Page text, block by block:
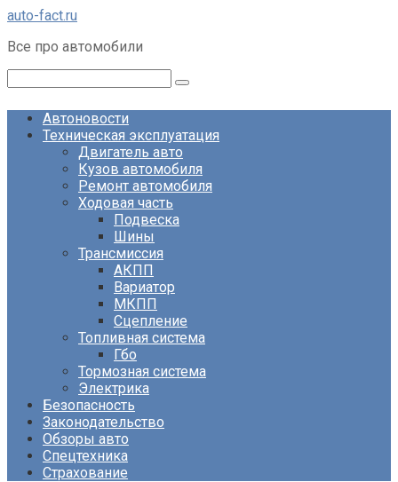
Перейти
контенту
auto-fact.ru
Все про автомобили
Автоновости
Техническая эксплуатация
Двигатель авто
Кузов автомобиля
Ремонт автомобиля
Ходовая часть
Подвеска
Шины
Трансмиссия
АКПП
Вариатор
МКПП
Сцепление
Топливная система
Гбо
Тормозная система
Электрика
Безопасность
Законодательство
Обзоры авто
Спецтехника
Страхование